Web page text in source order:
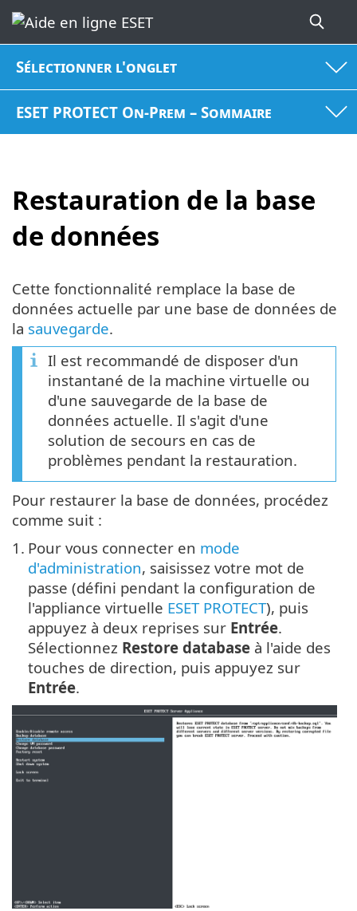
Sélectionner l'onglet
ESET PROTECT On-Prem – Sommaire
Restauration de la base
de données
Cette fonctionnalité remplace la base de
données actuelle par une base de données de
la sauvegarde.
Il est recommandé de disposer d'un
instantané de la machine virtuelle ou
d'une sauvegarde de la base de
données actuelle. Il s'agit d'une
solution de secours en cas de
problèmes pendant la restauration.
Pour restaurer la base de données, procédez
comme suit :
1. Pour vous connecter en mode
d'administration, saisissez votre mot de
passe (défini pendant la configuration de
l'appliance virtuelle ESET PROTECT), puis
appuyez à deux reprises sur Entrée.
Sélectionnez Restore database à l'aide des
touches de direction, puis appuyez sur
Entrée.